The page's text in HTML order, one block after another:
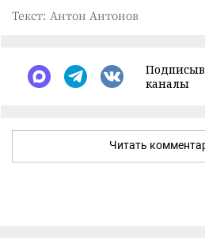
Текст: Антон Антонов
каналы
Читать